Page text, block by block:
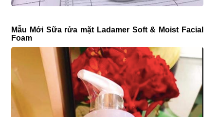
Mẫu Mới Sữa rửa mặt Ladamer Soft & Moist Facial
Foam